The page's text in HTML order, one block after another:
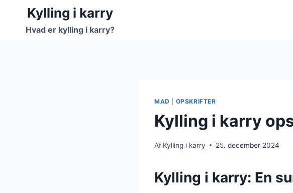
Fortsæt
indhold
Kylling i karry
Hvad er kylling i karry?
MAD OPSKRIFTER
Kylling i karry
Af Kylling i karry 25. december 2024
Kylling i karry: En